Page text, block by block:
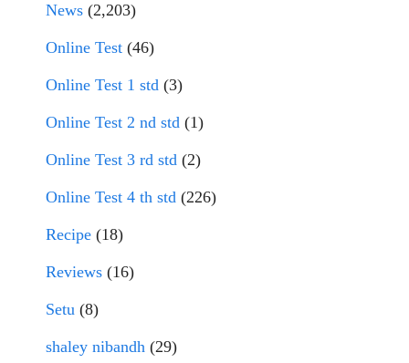
News (2,203)
Online Test (46)
Online Test 1 std (3)
Online Test 2 nd std (1)
Online Test 3 rd std (2)
Online Test 4 th std (226)
Recipe (18)
Reviews (16)
Setu (8)
shaley nibandh (29)